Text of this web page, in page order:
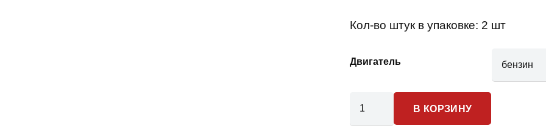
Кол-во штук в упаковке: 2 шт
Двигатель
В КОРЗИНУ